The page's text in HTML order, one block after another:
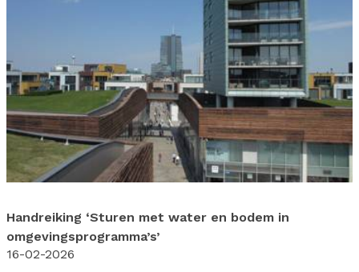
Handreiking ‘Sturen met water en bodem in
omgevingsprogramma’s’
16-02-2026